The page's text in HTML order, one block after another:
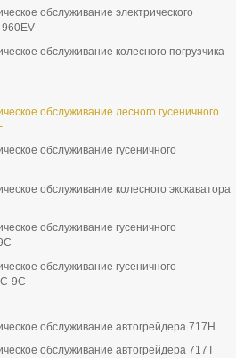
обслуживание электрического
960EV
обслуживание колесного погрузчика
обслуживание лесного гусеничного
обслуживание гусеничного
обслуживание колесного экскаватора
обслуживание гусеничного
обслуживание гусеничного
9C
обслуживание автогрейдера 717H
обслуживание автогрейдера 717T